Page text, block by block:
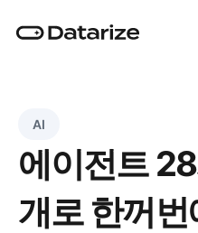
AI
에이전트
개로 한꺼